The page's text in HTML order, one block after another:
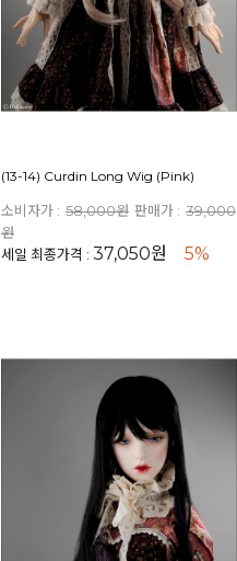
(13-14) Curdin Long Wig (Pink)
소비자가 : 58,000원 판매가 : 39,000
원
세일 최종가격 : 37,050원 5%